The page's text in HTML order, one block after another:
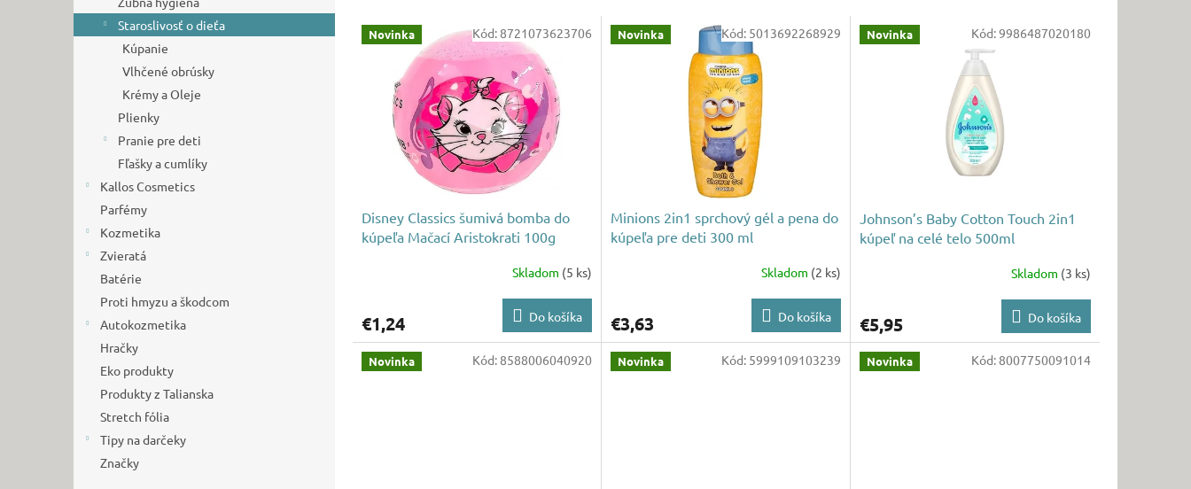
Staroslivosť o dieťa
Kúpanie
Vlhčené obrúsky
Krémy a Oleje
Plienky
Pranie pre deti
Fľašky a cumlíky
Kallos Cosmetics
Parfémy
Kozmetika
Zvieratá
Batérie
Proti hmyzu a škodcom
Autokozmetika
Hračky
Eko produkty
Produkty z Talianska
Stretch fólia
Tipy na darčeky
Značky
V Novinka
Disney Classics šumivá bomba do
kúpeľa Mačací Aristokrati 100g
Skladom (5 ks)
€1,24 Do košíka
Kód:8721073623706 Novinka
Minions 2in1 sprchový gél a pena do
kúpeľa pre deti 300 ml
Skladom (2 ks)
€3,63 Do košíka
Kód: 5013692268929 Novinka
Johnson’s Baby Cotton Touch 2in1
kúpeľ na celé telo 500ml
Skladom (3 ks)
€5,95 Do košíka
Kód:9986487020180
Novinka Kód:8588006040920 Novinka Kód: 5999109103239 Novinka Kód:8007750091014